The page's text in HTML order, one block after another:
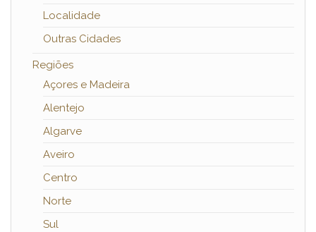
Localidade
Outras Cidades
Regiões
Açores e Madeira
Alentejo
Algarve
Aveiro
Centro
Norte
Sul